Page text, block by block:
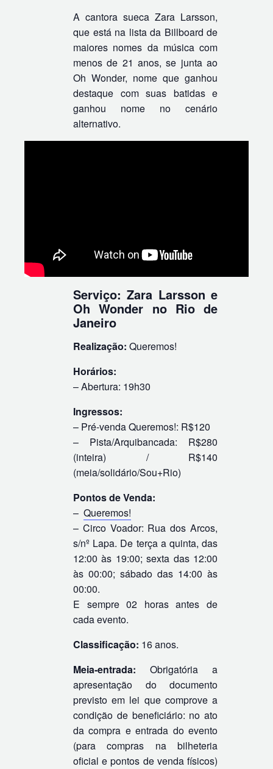
A cantora sueca Zara Larsson,
que está na lista da Billboard de
maiores nomes da música com
menos de 21 anos, se junta ao
Oh Wonder, nome que ganhou
destaque com suas batidas e
ganhou nome no cenário
alternativo.
Serviço: Zara Larsson e
Oh Wonder no Rio de
Janeiro
Realização: Queremos!
Horários:
– Abertura: 19h30
Ingressos:
– Pré-venda Queremos!: R$120
– Pista/Arquibancada: R$280
(inteira) / R$140
(meia/solidário/Sou+Rio)
Pontos de Venda:
–Queremos!
– Circo Voador: Rua dos Arcos,
s/nº Lapa. De terça a quinta, das
12:00 às 19:00; sexta das 12:00
às 00:00; sábado das 14:00 às
00:00.
E sempre 02 horas antes de
cada evento.
Classificação: 16 anos.
Meia-entrada: Obrigatória a
apresentação do documento
previsto em lei que comprove a
condição de beneficiário: no ato
da compra e entrada do evento
(para compras na bilheteria
oficial e pontos de venda físicos)